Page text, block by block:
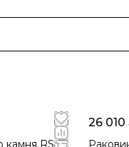
камня RS-
26 010